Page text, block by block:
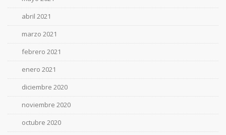
abril 2021
marzo 2021
febrero 2021
enero 2021
diciembre 2020
noviembre 2020
octubre 2020